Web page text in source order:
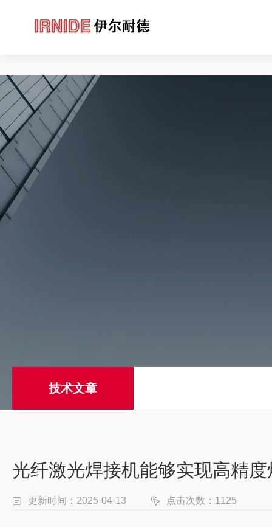
技术文章
光纤激光焊接机能够实现高精度
更新时间：2025-04-13 点击次数：1125